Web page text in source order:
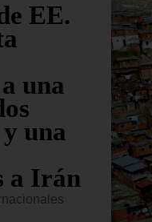
EE.
una
una
a Irán
El